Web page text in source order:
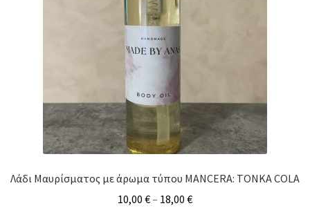
Λάδι Μαυρίσματος με άρωμα τύπου MANCERA: TONKA COLA
10,00 €– 18,00 €